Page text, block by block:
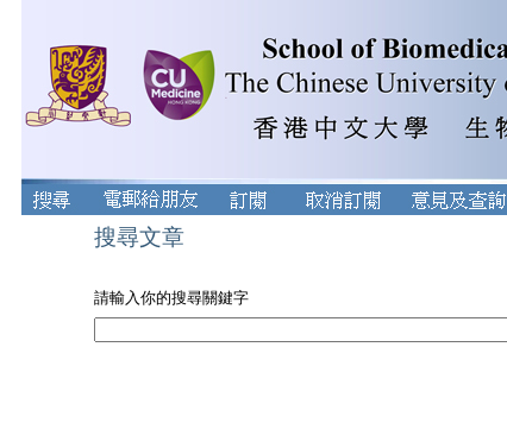
搜尋文章
請輸入你的搜尋關鍵字